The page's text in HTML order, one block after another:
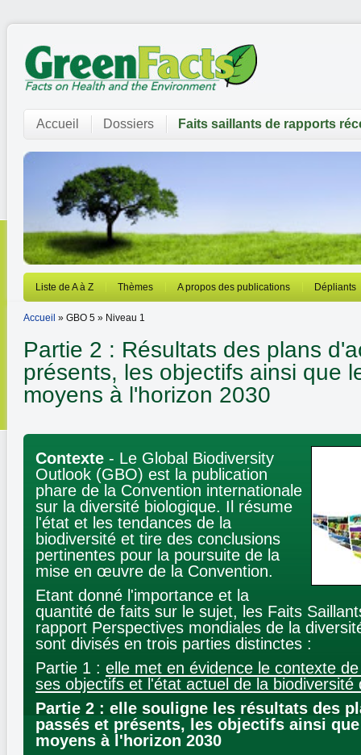
Accueil Dossiers Faits saillants de rapports
Liste de A à Z Thèmes A propos des publications Dépliants
Accueil » GBO 5 » Niveau 1
Partie 2 : Résultats des plans
présents, les objectifs ainsi que
moyens à l'horizon 2030
Contexte - Le Global Biodiversity
Outlook (GBO) est la publication
phare de la Convention internationale
sur la diversité biologique. Il résume
l'état et les tendances de la
biodiversité et tire des conclusions
pertinentes pour la poursuite de la
mise en œuvre de la Convention.
Etant donné l'importance et la
quantité de faits sur le sujet, les Faits
rapport Perspectives mondiales de la
sont divisés en trois parties distinctes :
Partie 1 : elle met en évidence le contexte
ses objectifs et l'état actuel de la biodiversité
Partie 2 : elle souligne les résultats des
passés et présents, les objectifs ainsi
moyens à l'horizon 2030